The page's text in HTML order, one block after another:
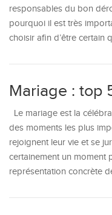
responsables du bon
pourquoi il est très
choisir afin d’être certain
Mariage : top
Le mariage est la
des moments les plus
rejoignent leur vie et se
certainement un moment
représentation concrète